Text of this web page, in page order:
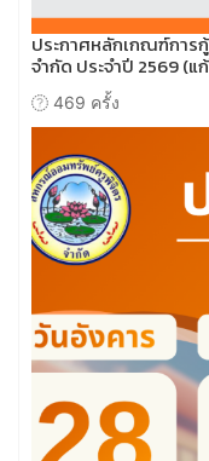
ประกาศหลักเกณฑ์กา
จำกัด ประจำปี 2569 (
469 ครั้ง